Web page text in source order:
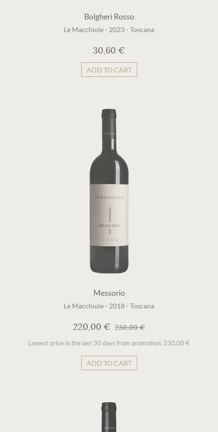
Bolgheri Rosso
Le Macchiole- 2023- Toscana
30,60 €
ADD TO CART
Messorio
Le Macchiole- 2018- Toscana
220,00 € 230,00 €
Lowest price in the last 30 days from promotion: 230,00 €
ADD TO CART